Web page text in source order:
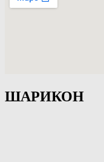
ШАРИКОН